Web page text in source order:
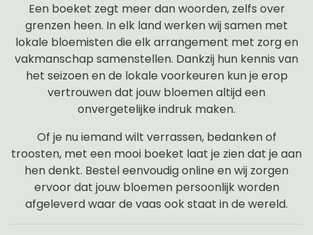
Een boeket zegt meer dan woorden, zelfs over
grenzen heen. In elk land werken wij samen met
lokale bloemisten die elk arrangement met zorg en
vakmanschap samenstellen. Dankzij hun kennis van
het seizoen en de lokale voorkeuren kun je erop
vertrouwen dat jouw bloemen altijd een
onvergetelijke indruk maken.
Of je nu iemand wilt verrassen, bedanken of
troosten, met een mooi boeket laat je zien dat je aan
hen denkt. Bestel eenvoudig online en wij zorgen
ervoor dat jouw bloemen persoonlijk worden
afgeleverd waar de vaas ook staat in de wereld.